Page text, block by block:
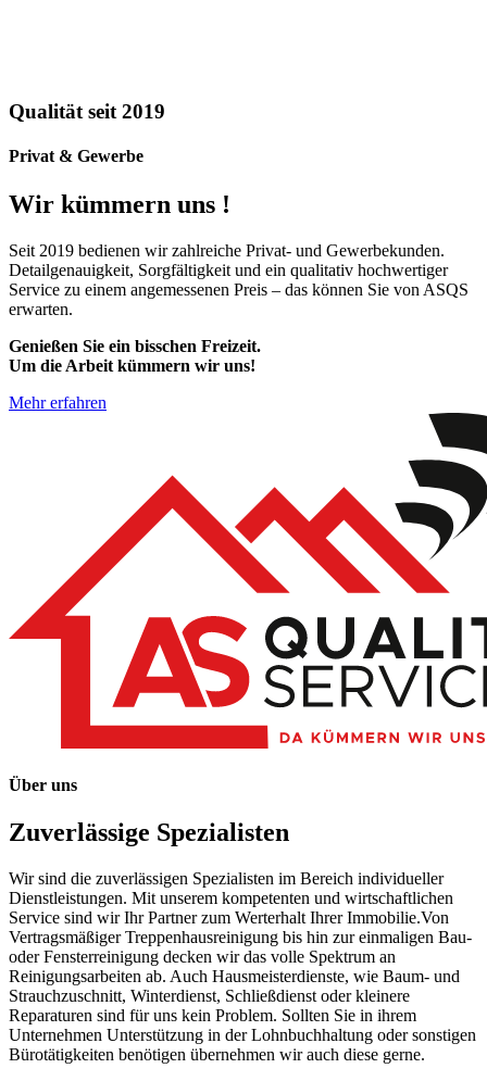
Qualität seit 2019
Privat & Gewerbe
Wir kümmern uns !
Seit 2019 bedienen wir zahlreiche Privat- und Gewerbekunden.
Detailgenauigkeit, Sorgfältigkeit und ein qualitativ hochwertiger
Service zu einem angemessenen Preis – das können Sie von ASQS
erwarten.
Genießen Sie ein bisschen Freizeit.
Um die Arbeit kümmern wir uns!
Mehr erfahren
Über uns
Zuverlässige Spezialisten
Wir sind die zuverlässigen Spezialisten im Bereich individueller
Dienstleistungen. Mit unserem kompetenten und wirtschaftlichen
Service sind wir Ihr Partner zum Werterhalt Ihrer Immobilie.Von
Vertragsmäßiger Treppenhausreinigung bis hin zur einmaligen Bau-
oder Fensterreinigung decken wir das volle Spektrum an
Reinigungsarbeiten ab. Auch Hausmeisterdienste, wie Baum- und
Strauchzuschnitt, Winterdienst, Schließdienst oder kleinere
Reparaturen sind für uns kein Problem. Sollten Sie in ihrem
Unternehmen Unterstützung in der Lohnbuchhaltung oder sonstigen
Bürotätigkeiten benötigen übernehmen wir auch diese gerne.